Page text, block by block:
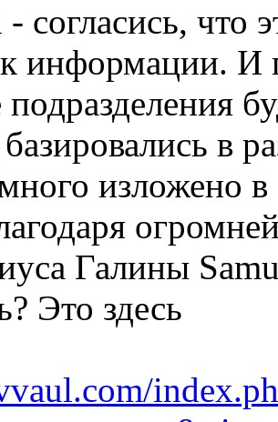
согласись, что
информации. И
в
изложено
Галины
Это здесь